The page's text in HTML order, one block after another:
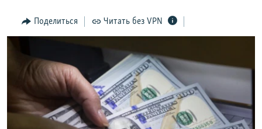
поискуИНФОГРАФИКА
СОВЕТЫ ПРАВОЗАЩИТНИКОВ
ПРОПАВШИЕ БЕЗ ВЕСТИ
ПОБЕДИТЕЛЕЙ НЕ СУДЯТ?
КРЫМ.НЕПОКОРЕННЫЙ
КАК ОБОЙТИ БЛОКИРОВКУ
Qırımtatar
ПРИСОЕДИНЯЙТЕСЬ!
Поделиться Читать без VPN